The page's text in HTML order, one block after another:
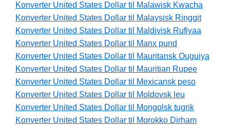
Konverter United States Dollar til Malawisk Kwacha
Konverter United States Dollar til Malaysisk Ringgit
Konverter United States Dollar til Maldivisk Rufiyaa
Konverter United States Dollar til Manx pund
Konverter United States Dollar til Mauritansk Ouguiya
Konverter United States Dollar til Mauritian Rupee
Konverter United States Dollar til Mexicansk peso
Konverter United States Dollar til Moldovsk leu
Konverter United States Dollar til Mongolsk tugrik
Konverter United States Dollar til Morokko Dirham